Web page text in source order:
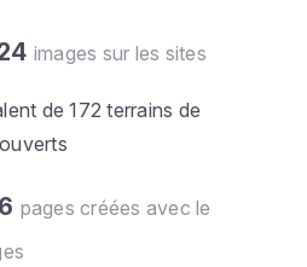
images sur les sites
de 172 terrains de
pages créées avec le